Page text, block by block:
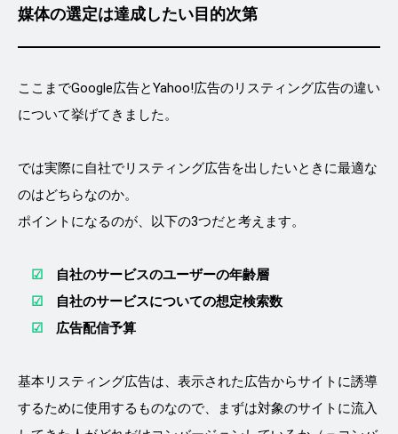
媒体の選定は達成したい目的次第
ここまでGoogle広告とYahoo!広告のリスティング広告の違い
について挙げてきました。
では実際に自社でリスティング広告を出したいときに最適な
のはどちらなのか。
ポイントになるのが、以下の3つだと考えます。
☑ 自社のサービスのユーザーの年齢層
☑ 自社のサービスについての想定検索数
☑ 広告配信予算
基本リスティング広告は、表示された広告からサイトに誘導
するために使用するものなので、まずは対象のサイトに流入